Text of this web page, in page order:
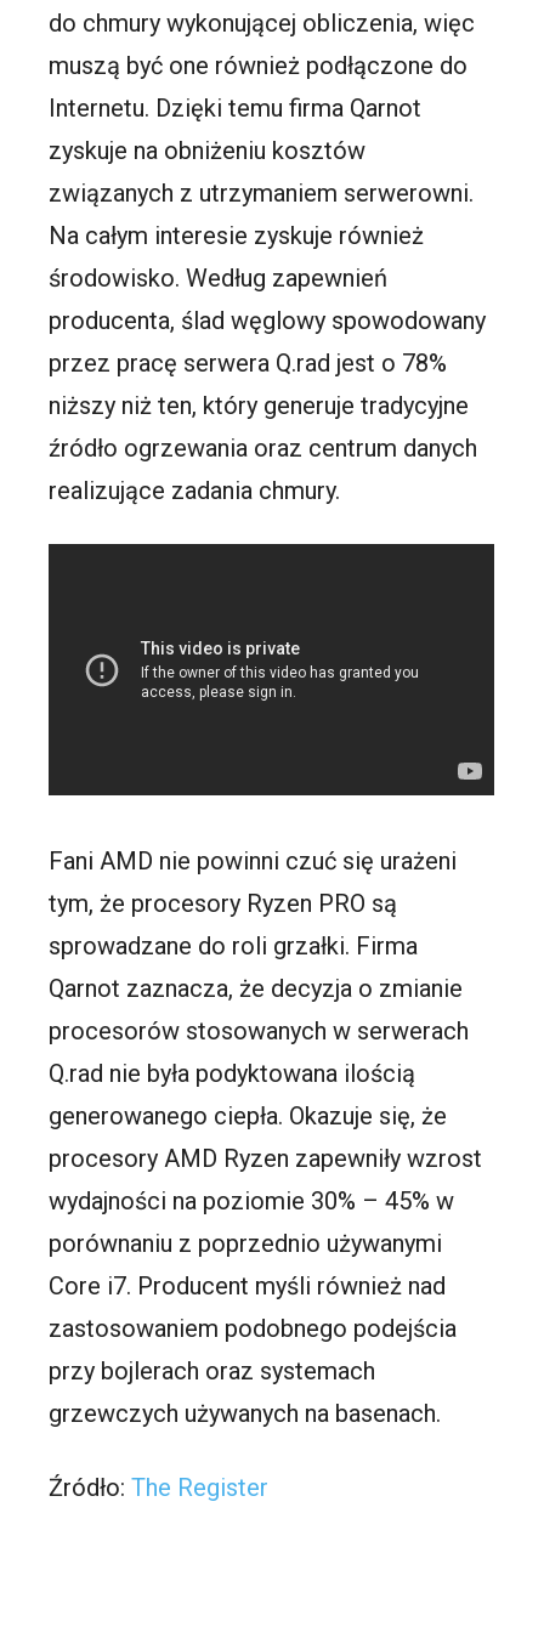
do chmury wykonującej obliczenia, więc
muszą być one również podłączone do
Internetu. Dzięki temu firma Qarnot
zyskuje na obniżeniu kosztów
związanych z utrzymaniem serwerowni.
Na całym interesie zyskuje również
środowisko. Według zapewnień
producenta, ślad węglowy spowodowany
przez pracę serwera Q.rad jest o 78%
niższy niż ten, który generuje tradycyjne
źródło ogrzewania oraz centrum danych
realizujące zadania chmury.
Fani AMD nie powinni czuć się urażeni
tym, że procesory Ryzen PRO są
sprowadzane do roli grzałki. Firma
Qarnot zaznacza, że decyzja o zmianie
procesorów stosowanych w serwerach
Q.rad nie była podyktowana ilością
generowanego ciepła. Okazuje się, że
procesory AMD Ryzen zapewniły wzrost
wydajności na poziomie 30% – 45% w
porównaniu z poprzednio używanymi
Core i7. Producent myśli również nad
zastosowaniem podobnego podejścia
przy bojlerach oraz systemach
grzewczych używanych na basenach.
Źródło:The Register